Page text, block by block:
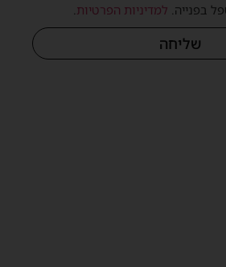
בפנייה. למדיניות הפרטיות.
שליחה